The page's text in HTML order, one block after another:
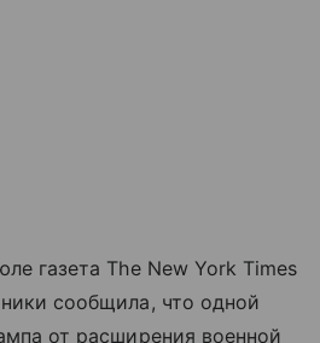
газета The New York Times
сообщила, что одной
от расширения военной